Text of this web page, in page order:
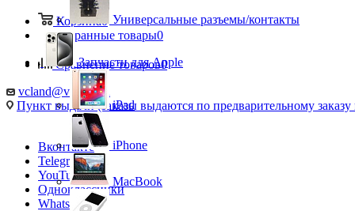
Корзина0
Избранные товары0
Сравнение товаров0
vcland@vcland.ru
Пункт выдачи (заказы выдаются по предварительному заказу
Вконтакте
Telegram
YouTube
Одноклассники
WhatsApp
Универсальные разъемы/контакты
Запчасти для Apple
iPad
iPhone
MacBook